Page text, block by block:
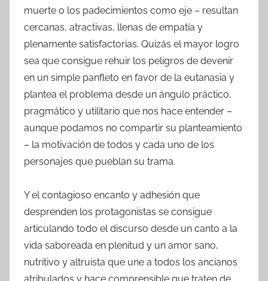
muerte o los padecimientos como eje – resultan
cercanas, atractivas, llenas de empatía y
plenamente satisfactorias. Quizás el mayor logro
sea que consigue rehuir los peligros de devenir
en un simple panfleto en favor de la eutanasia y
plantea el problema desde un ángulo práctico,
pragmático y utilitario que nos hace entender –
aunque podamos no compartir su planteamiento
– la motivación de todos y cada uno de los
personajes que pueblan su trama.
Y el contagioso encanto y adhesión que
desprenden los protagonistas se consigue
articulando todo el discurso desde un canto a la
vida saboreada en plenitud y un amor sano,
nutritivo y altruista que une a todos los ancianos